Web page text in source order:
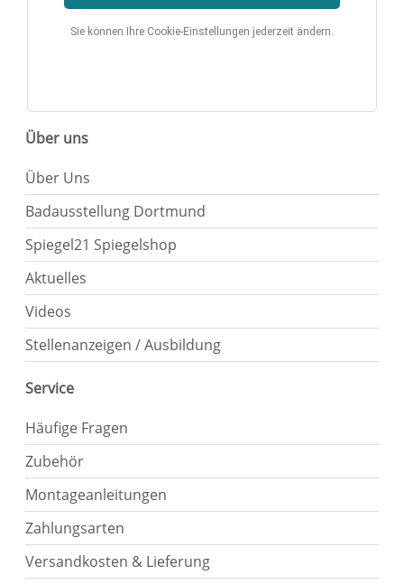
Sie können Ihre Cookie-Einstellungen jederzeit ändern.
Über uns
Über Uns
Badausstellung Dortmund
Spiegel21 Spiegelshop
Aktuelles
Videos
Stellenanzeigen / Ausbildung
Service
Häufige Fragen
Zubehör
Montageanleitungen
Zahlungsarten
Versandkosten & Lieferung